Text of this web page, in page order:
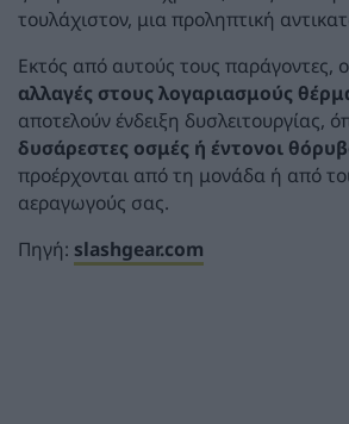
τουλάχιστον, μια προληπτική
Εκτός από αυτούς τους παράγοντες,
αλλαγές στους λογαριασμούς
αποτελούν ένδειξη δυσλειτουργίας,
δυσάρεστες οσμές ή έντονοι
προέρχονται από τη μονάδα ή από
αεραγωγούς σας.
Πηγή: slashgear.com